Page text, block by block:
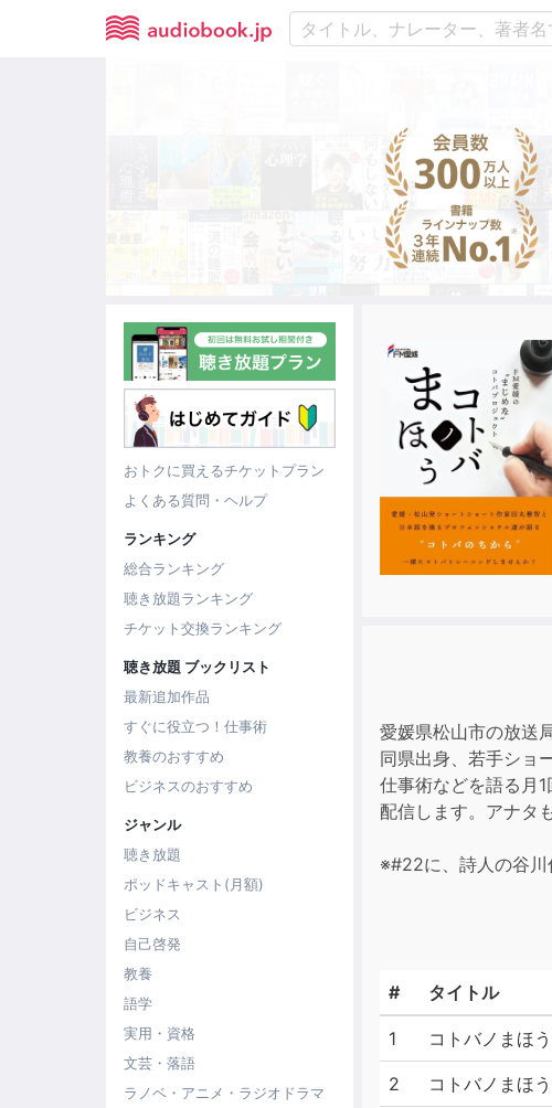
おトクに買えるチケットプラン
よくある質問・ヘルプ
ランキング
総合ランキング
聴き放題ランキング
チケット交換ランキング
聴き放題 ブックリスト
最新追加作品
すぐに役立つ！仕事術
教養のおすすめ
ビジネスのおすすめ
ジャンル
聴き放題
ポッドキャスト(月額)
ビジネス
自己啓発
教養
語学
実用・資格
文芸・落語
ラノベ・アニメ・ラジオドラマ
愛媛県松山市の放送
同県出身、若手ショ
仕事術などを語る月
配信します。アナタ
※#22に、詩人の谷川
# タイトル
1 コトバノまほ
2 コトバノまほ